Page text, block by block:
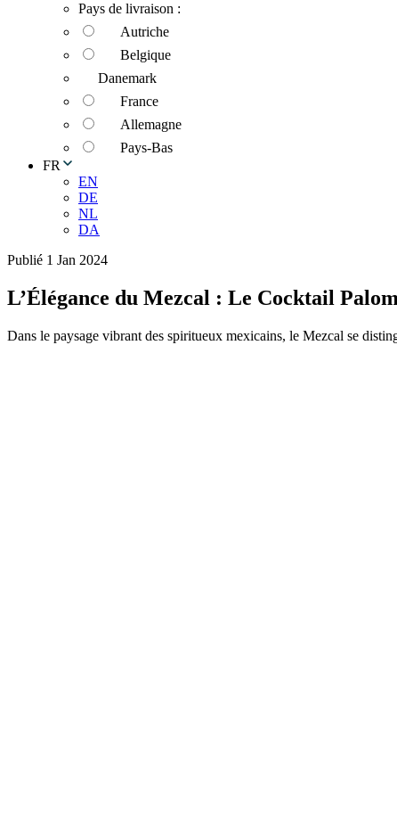
Pays de livraison :
Autriche
Belgique
Danemark
France
Allemagne
Pays-Bas
FR
EN
DE
NL
DA
Publié 1 Jan 2024
L’Élégance du Mezcal : Le Cocktail
Dans le paysage vibrant des spiritueux mexicains, le Mezcal se